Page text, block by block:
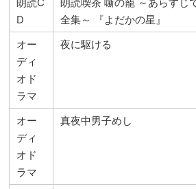
D
全集～ 『よだかの星』
オー
ディ
オド
ラマ
夜に駆ける
オー
ディ
オド
ラマ
真夜中男子めし